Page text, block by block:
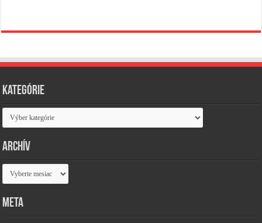
Kategórie
Kategórie
Archív
Archív
Meta